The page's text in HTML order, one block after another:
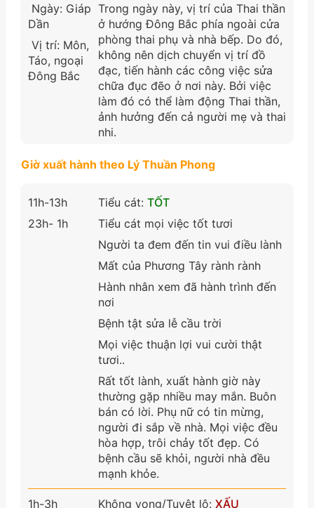
Ngày: Giáp
Dần
Vị trí: Môn,
Táo, ngoại
Đông Bắc
Trong ngày này, vị trí của Thai thần
ở hướng Đông Bắc phía ngoài cửa
phòng thai phụ và nhà bếp. Do đó,
không nên dịch chuyển vị trí đồ
đạc, tiến hành các công việc sửa
chữa đục đẽo ở nơi này. Bởi việc
làm đó có thể làm động Thai thần,
ảnh hưởng đến cả người mẹ và thai
nhi.
Giờ xuất hành theo Lý Thuần Phong
11h-13h
23h- 1h
Tiểu cát: TỐT
Tiểu cát mọi việc tốt tươi
Người ta đem đến tin vui điều lành
Mất của Phương Tây rành rành
Hành nhân xem đã hành trình đến
nơi
Bệnh tật sửa lễ cầu trời
Mọi việc thuận lợi vui cười thật
tươi..
Rất tốt lành, xuất hành giờ này
thường gặp nhiều may mắn. Buôn
bán có lời. Phụ nữ có tin mừng,
người đi sắp về nhà. Mọi việc đều
hòa hợp, trôi chảy tốt đẹp. Có
bệnh cầu sẽ khỏi, người nhà đều
mạnh khỏe.
1h-3h
Không vong/Tuyệt lộ: XẤU